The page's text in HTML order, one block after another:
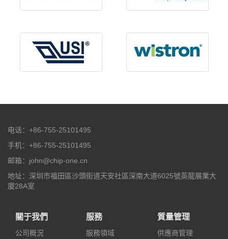
电话：+86-755-25101495
手机：+86-755-25101495
邮箱：john@chip-one.cn
地址：深圳市福田區沙頭街道天安社區深南大道6025號英龍展業大
廈28A室
關于我們
公司概況
服務
服務領域
質量管理
供應商管理